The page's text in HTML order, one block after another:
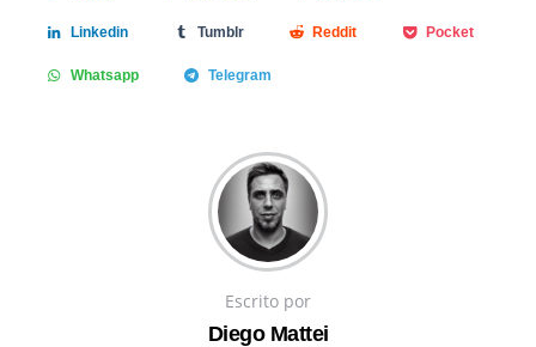
Linkedin Tumblr Reddit Pocket
Whatsapp Telegram
Escrito por
Diego Mattei